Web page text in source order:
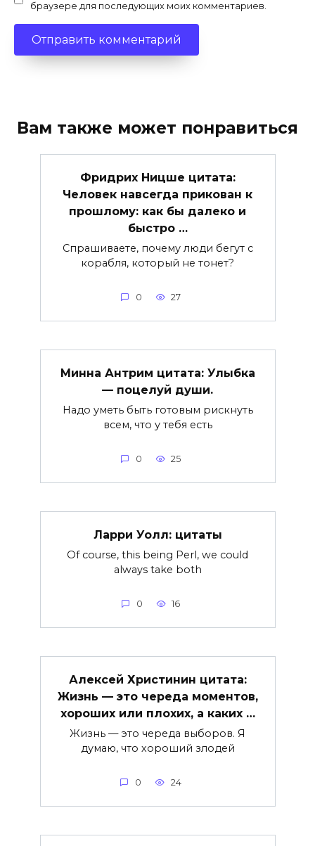
браузере для последующих моих комментариев.
Вам также может понравиться
Фридрих Ницше цитата:
Человек навсегда прикован к
прошлому: как бы далеко и
быстро …
Спрашиваете, почему люди бегут с
корабля, который не тонет?
0 27
Минна Антрим цитата: Улыбка
— поцелуй души.
Надо уметь быть готовым рискнуть
всем, что у тебя есть
0 25
Ларри Уолл: цитаты
Of course, this being Perl, we could
always take both
0 16
Алексей Христинин цитата:
Жизнь — это череда моментов,
хороших или плохих, а каких …
Жизнь — это череда выборов. Я
думаю, что хороший злодей
0 24